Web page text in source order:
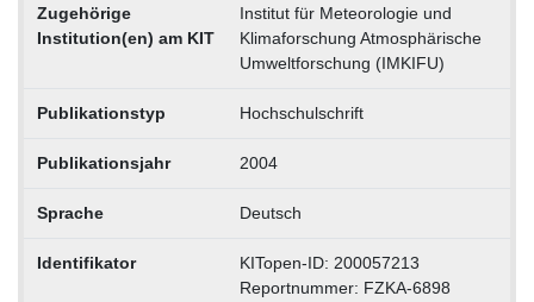
Zugehörige
Institution(en) am KIT
Institut für Meteorologie und
Klimaforschung Atmosphärische
Umweltforschung (IMKIFU)
Publikationstyp Hochschulschrift
Publikationsjahr 2004
Sprache Deutsch
Identifikator
KITopen-ID: 200057213
Reportnummer: FZKA-6898